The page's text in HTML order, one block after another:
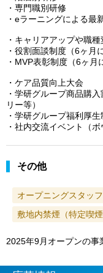
・専門職別研修
・eラーニングによる最
・キャリアアップや職
・役割面談制度（6ヶ月
・MVP表彰制度（6ヶ月
・ケア品質向上大会
・学研グループ商品購
リー等）
・学研グループ福利厚
・社内交流イベント（
その他
オープニングスタッ
敷地内禁煙（特定喫煙
2025年9月オープンの事